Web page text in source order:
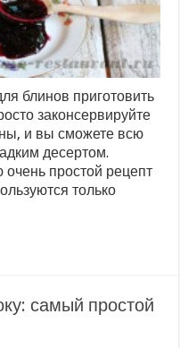
блинов приготовить
законсервируйте
и вы сможете всю
десертом.
простой рецепт
только
самый простой